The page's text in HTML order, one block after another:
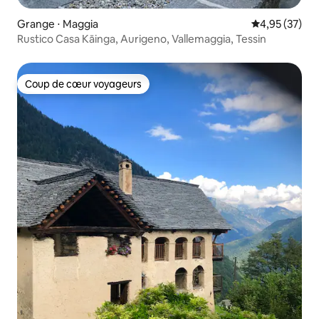
Grange ⋅ Maggia Évaluation
4,95 (37)
Rustico Casa Kāinga, Aurigeno, Vallemaggia, Tessin
Coup de cœur voyageurs
Coup de cœur voyageurs